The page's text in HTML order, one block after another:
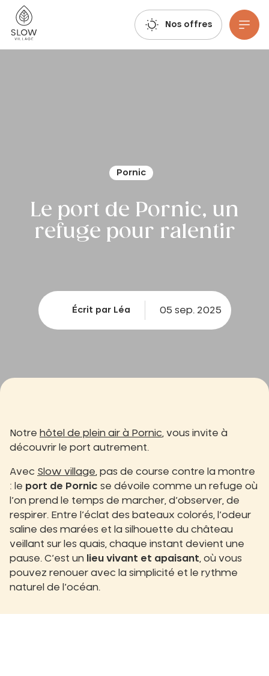
Respirez, imaginez, réservez : les réservations estivales 2027 sont déjà ouvertes !
Nos offres
Pornic
Le port de Pornic, un
refuge pour ralentir
Écrit par Léa 05 sep. 2025
Notre hôtel de plein air à Pornic , vous invite à
découvrir le port autrement.
Avec Slow village , pas de course contre la montre
: le port de Pornic se dévoile comme un refuge où
l’on prend le temps de marcher, d’observer, de
respirer. Entre l’éclat des bateaux colorés, l’odeur
saline des marées et la silhouette du château
veillant sur les quais, chaque instant devient une
pause. C’est un
lieu vivant et apaisant , où vous
pouvez renouer avec la simplicité et le rythme
naturel de l’océan.